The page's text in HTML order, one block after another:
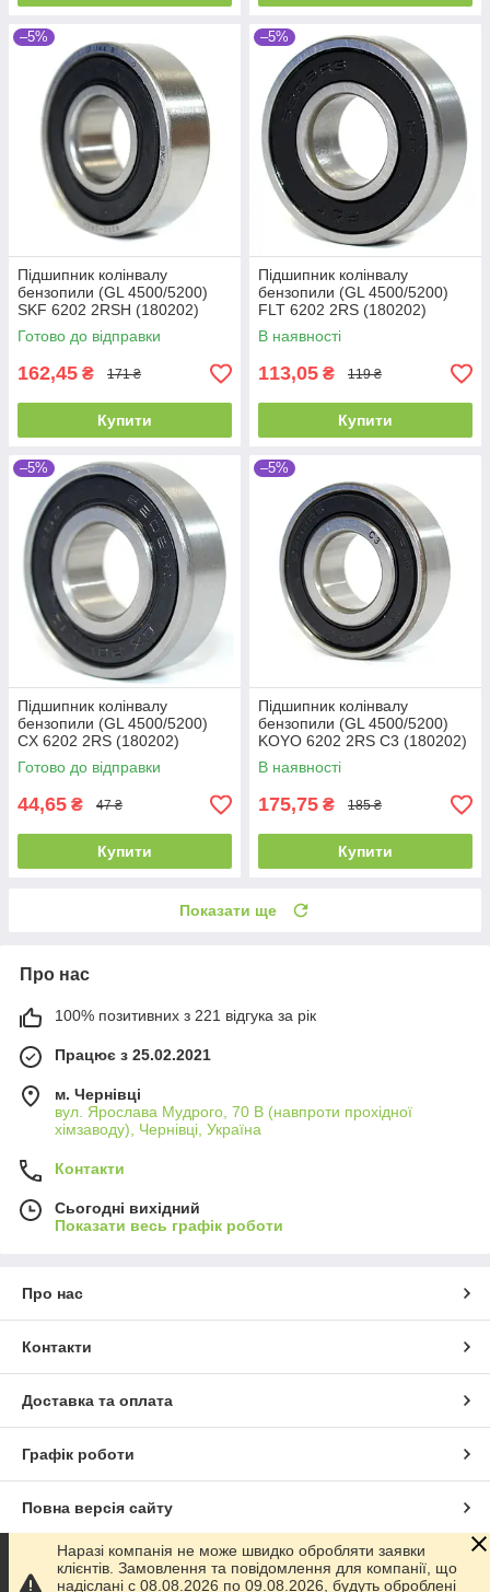
–5%
Підшипник колінвалу
бензопили (GL 4500/5200)
SKF 6202 2RSH (180202)
Промислова упаковка
(15x35x11)
Готово до відправки
162,45 ₴ 171 ₴
Купити
–5%
Підшипник колінвалу
бензопили (GL 4500/5200)
FLT 6202 2RS (180202)
(15x35x11)
В наявності
113,05 ₴ 119 ₴
Купити
–5%
Підшипник колінвалу
бензопили (GL 4500/5200)
CX 6202 2RS (180202)
(15x35x11)
Готово до відправки
44,65 ₴ 47 ₴
Купити
–5%
Підшипник колінвалу
бензопили (GL 4500/5200)
KOYO 6202 2RS C3 (180202)
(15x35x11)
В наявності
175,75 ₴ 185 ₴
Купити
Показати ще
Про нас
100% позитивних з 221 відгука за рік
Працює з 25.02.2021
м. Чернівці
вул. Ярослава Мудрого, 70 В (навпроти прохідної
хімзаводу), Чернівці, Україна
Контакти
Сьогодні вихідний
Показати весь графік роботи
Про нас
Контакти
Доставка та оплата
Графік роботи
Повна версія сайту
Сайт створено на маркетплейсіProm.ua
Наразі компанія не може швидко обробляти заявки
клієнтів. Замовлення та повідомлення для компанії, що
надіслані с 08.08.2026 по 09.08.2026, будуть оброблені